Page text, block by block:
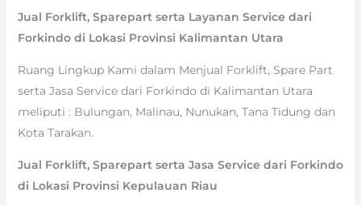
Jual Forklift, Sparepart serta Layanan Service dari
Forkindo di Lokasi Provinsi Kalimantan Utara
Ruang Lingkup Kami dalam Menjual Forklift, Spare Part
serta Jasa Service dari Forkindo di Kalimantan Utara
meliputi : Bulungan, Malinau, Nunukan, Tana Tidung dan
Kota Tarakan.
Jual Forklift, Sparepart serta Jasa Service dari Forkindo
di Lokasi Provinsi Kepulauan Riau